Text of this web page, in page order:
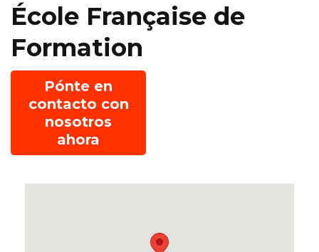
École Française de
Formation
Pónte en
contacto con
nosotros
ahora